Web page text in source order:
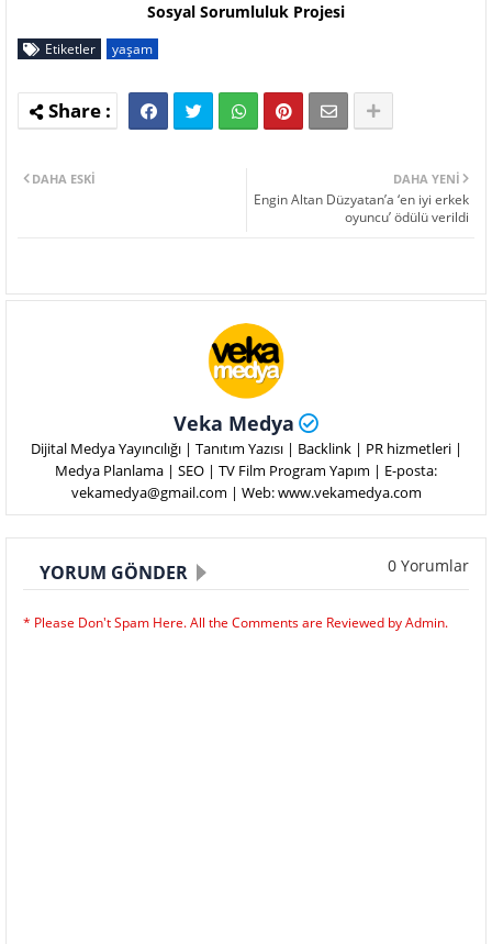
Sosyal Sorumluluk Projesi
Etiketler yaşam
DAHA YENI
Engin Altan Düzyatan’a ‘en iyi erkek
oyuncu’ ödülü verildi
DAHA ESKI
Veka Medya
Dijital Medya Yayıncılığı | Tanıtım Yazısı | Backlink | PR hizmetleri |
Medya Planlama | SEO | TV Film Program Yapım | E-posta:
vekamedya@gmail.com | Web: www.vekamedya.com
YORUM GÖNDER 0 Yorumlar
* Please Don't Spam Here. All the Comments are Reviewed by Admin.